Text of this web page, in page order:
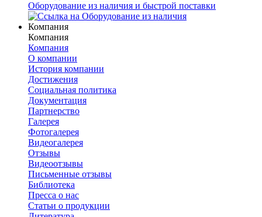
Оборудование из наличия и быстрой поставки
Компания
Компания
Компания
О компании
История компании
Достижения
Социальная политика
Документация
Партнерство
Галерея
Фотогалерея
Видеогалерея
Отзывы
Видеоотзывы
Письменные отзывы
Библиотека
Пресса о нас
Статьи о продукции